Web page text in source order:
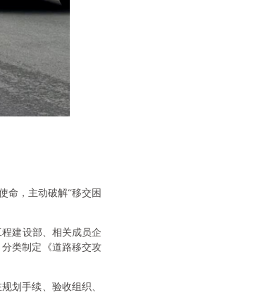
命，主动破解“移交困
建设部、相关成员企
类制定《道路移交攻
划手续、验收组织、